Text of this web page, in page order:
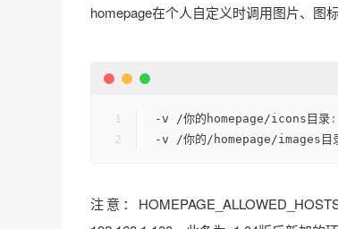
homepage在个人自定义时调用图片、图标
-v /你的homepage/icons目录
-v /你的/homepage/images目
注意：